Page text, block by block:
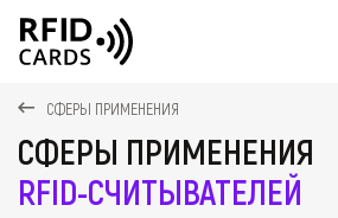
СФЕРЫ ПРИМЕНЕНИЯ
СФЕРЫ ПРИМЕНЕНИЯ
RFID-СЧИТЫВАТЕЛЕЙ